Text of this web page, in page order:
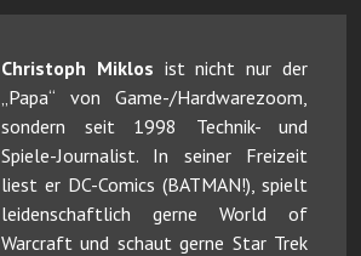
Christoph Miklos ist nicht nur der
„Papa“ von Game-/Hardwarezoom,
sondern seit 1998 Technik- und
Spiele-Journalist. In seiner Freizeit
liest er DC-Comics (BATMAN!), spielt
leidenschaftlich gerne World of
Warcraft und schaut gerne Star Trek